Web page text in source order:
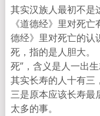
其实汉族人最初不是
《道德经》里对死
德经》里对死亡的认
死，指的是人胆大。
死”，含义是人一出
其实长寿的人十有三
三是原本应该长寿最
太多的事。